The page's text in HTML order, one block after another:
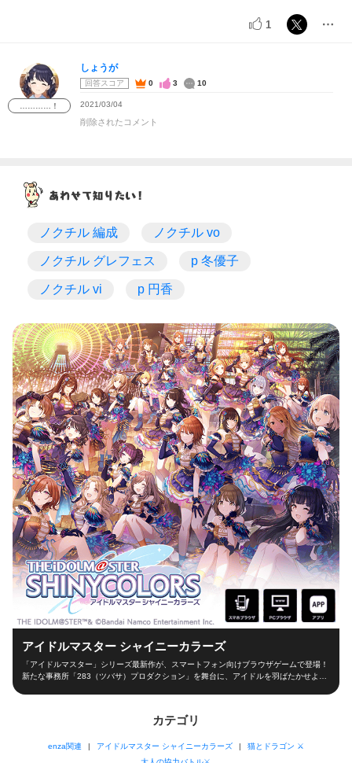
1
…………！
しょうが
回答スコア 0 3 10
2021/03/04
削除されたコメント
ノクチル 編成 ノクチル vo
ノクチル グレフェス p 冬優子
ノクチル vi p 円香
アイドルマスター シャイニーカラーズ
「アイドルマスター」シリーズ最新作が、スマートフォン向けブラウザゲームで登場！
新たな事務所「283（ツバサ）プロダクション」を舞台に、アイドルを羽ばたかせよ
て、レッスンやお仕事、オーディションなどの行動を選択！限られた期間の中でアイド
出場できるかは、プロデューサーの腕次第！ ■アイドルと信頼関係を深めよう！■ アイ
ドルと信頼関係を築くのもプロデューサーの大切なお仕事！朝の挨拶からライブ直前ま
カテゴリ
enza関連 アイドルマスター シャイニーカラーズ
猫とドラゴン ⚔